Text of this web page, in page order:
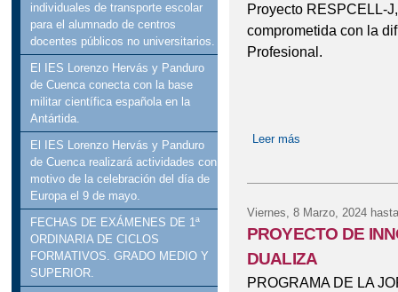
individuales de transporte escolar
para el alumnado de centros
docentes públicos no universitarios.
El IES Lorenzo Hervás y Panduro
de Cuenca conecta con la base
militar científica española en la
Antártida.
El IES Lorenzo Hervás y Panduro
de Cuenca realizará actividades con
motivo de la celebración del día de
Europa el 9 de mayo.
FECHAS DE EXÁMENES DE 1ª
ORDINARIA DE CICLOS
FORMATIVOS. GRADO MEDIO Y
SUPERIOR.
Proyecto RESPCELL-
comprometida con la
Profesional.
Leer más
Viernes, 8 Marzo, 2024
PROYECTO DE
DUALIZA
PROGRAMA DE LA